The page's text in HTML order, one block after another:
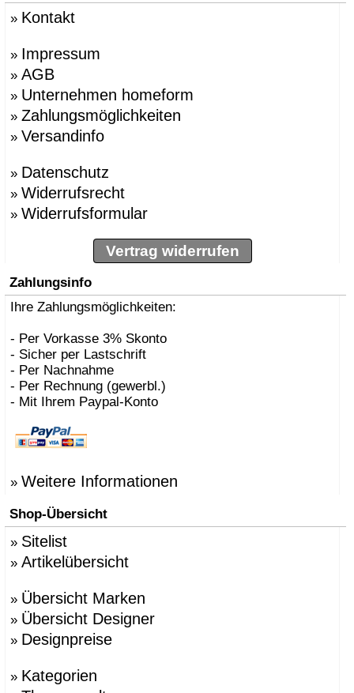
» Kontakt
» Impressum
» AGB
» Unternehmen homeform
» Zahlungsmöglichkeiten
» Versandinfo
» Datenschutz
» Widerrufsrecht
» Widerrufsformular
Vertrag widerrufen
Zahlungsinfo
Ihre Zahlungsmöglichkeiten:
- Per Vorkasse 3% Skonto
- Sicher per Lastschrift
- Per Nachnahme
- Per Rechnung (gewerbl.)
- Mit Ihrem Paypal-Konto
» Weitere Informationen
Shop-Übersicht
» Sitelist
» Artikelübersicht
» Übersicht Marken
» Übersicht Designer
» Designpreise
» Kategorien